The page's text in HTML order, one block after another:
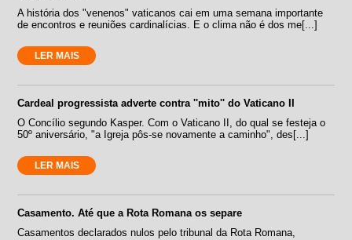
A história dos "venenos" vaticanos cai em uma semana importante
de encontros e reuniões cardinalícias. E o clima não é dos me[...]
LER MAIS
Cardeal progressista adverte contra ''mito'' do Vaticano II
O Concílio segundo Kasper. Com o Vaticano II, do qual se festeja o
50º aniversário, "a Igreja pôs-se novamente a caminho", des[...]
LER MAIS
Casamento. Até que a Rota Romana os separe
Casamentos declarados nulos pelo tribunal da Rota Romana,